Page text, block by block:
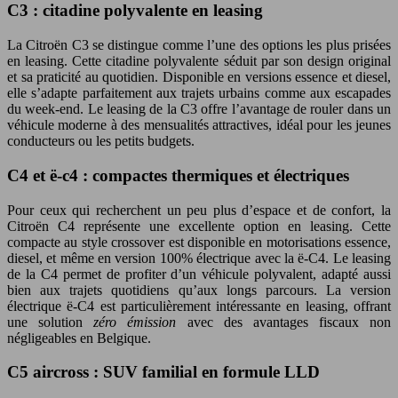
C3 : citadine polyvalente en leasing
La Citroën C3 se distingue comme l’une des options les plus prisées
en leasing. Cette citadine polyvalente séduit par son design original
et sa praticité au quotidien. Disponible en versions essence et diesel,
elle s’adapte parfaitement aux trajets urbains comme aux escapades
du week-end. Le leasing de la C3 offre l’avantage de rouler dans un
véhicule moderne à des mensualités attractives, idéal pour les jeunes
conducteurs ou les petits budgets.
C4 et ë-c4 : compactes thermiques et électriques
Pour ceux qui recherchent un peu plus d’espace et de confort, la
Citroën C4 représente une excellente option en leasing. Cette
compacte au style crossover est disponible en motorisations essence,
diesel, et même en version 100% électrique avec la ë-C4. Le leasing
de la C4 permet de profiter d’un véhicule polyvalent, adapté aussi
bien aux trajets quotidiens qu’aux longs parcours. La version
électrique ë-C4 est particulièrement intéressante en leasing, offrant
une solutionzéro émission avec des avantages fiscaux non
négligeables en Belgique.
C5 aircross : SUV familial en formule LLD